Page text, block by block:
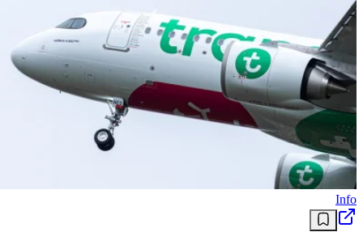
ضغط الدم… توصيات دولية تدعو إلى “العلاج
المبكر والسريع
Nombre de mots : 0 Brouillon enregistré à 14h 35m 52s. Publier
MonterDescendreOuvrir/fermer la section Publier Prévisualiser
(ouvre un nouvel onglet) État : Brouillon Modifier Modifier l’état
Visibilité : Publique Modifier Modifier la visibilité Publier tout de
suite Modifier Modifier la date et l’heure Déplacer dans la corbeille
Image mise en avant MonterDescendreOuvrir/fermer la section
Image mise en avant Définir […]
منذ شهرين